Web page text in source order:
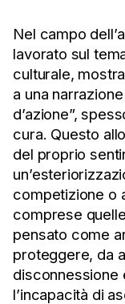
Nel campo
lavorato sul
culturale,
a una
d’azione”,
cura. Questo
del proprio
competizione o
comprese
pensato come
proteggere, da
disconnessione
l’incapacità di